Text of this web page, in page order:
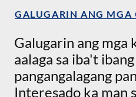
GALUGARIN ANG MGA
Galugarin ang mga
aalaga sa iba't
pangangalagang
Interesado ka man